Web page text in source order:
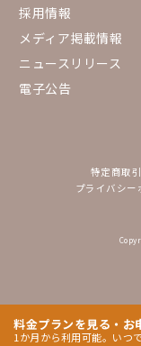
採用情報
メディア掲載情報
ニュースリリース
電子公告
特定商取
プライバシー
料金プランを見る・お
1か月から利用可能。いつ